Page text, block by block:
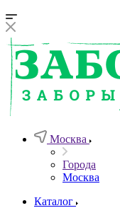
Москва
Города
Москва
Каталог